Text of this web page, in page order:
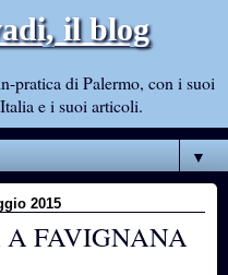
il blog
pratica di Palermo, con i suoi
e i suoi articoli.
▼
2015
FAVIGNANA